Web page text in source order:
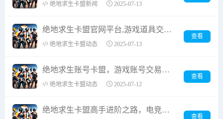
绝地求生卡盟新闻 2025-07-13
绝地求生卡盟官网平台,游戏道具交易指南-一站式解决方案解析
绝地求生卡盟动态 2025-07-13
查看
绝地求生账号卡盟，游戏账号交易安全全解析
绝地求生卡盟动态 2025-07-12
查看
绝地求生卡盟高手进阶之路，电竞级操作养成指南
查看